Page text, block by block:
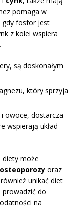
pomaga w
gdy fosfor jest
z kolei wspiera
są doskonałym
który sprzyja
owoce, dostarcza
wspierają układ
diety może
osteoporozy oraz
unikać diet
prowadzić do
na